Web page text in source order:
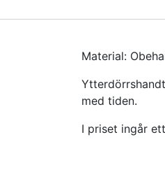
Material:
med tiden.
I priset ingår